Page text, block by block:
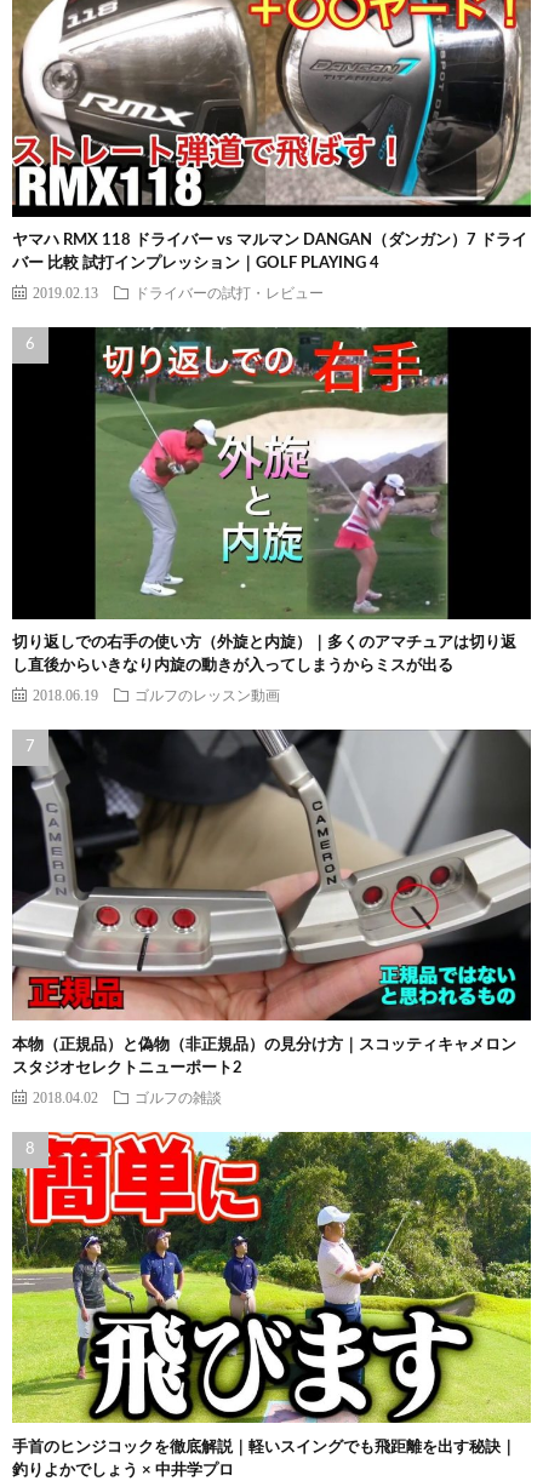
ヤマハ RMX 118 ドライバー vs マルマン DANGAN（ダンガン）7 ドライ
バー 比較 試打インプレッション｜GOLF PLAYING 4
2019.02.13 ドライバーの試打・レビュー
切り返しでの右手の使い方（外旋と内旋）｜多くのアマチュアは切り返
し直後からいきなり内旋の動きが入ってしまうからミスが出る
2018.06.19 ゴルフのレッスン動画
本物（正規品）と偽物（非正規品）の見分け方｜スコッティキャメロン
スタジオセレクトニューポート2
2018.04.02 ゴルフの雑談
手首のヒンジコックを徹底解説｜軽いスイングでも飛距離を出す秘訣｜
釣りよかでしょう × 中井学プロ